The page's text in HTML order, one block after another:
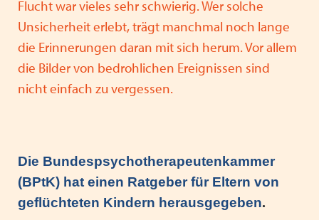
Heimleiter*innentreffen 2025
Mitgliederversammlung VPK Bayern 2025
Urlaub und Ferien im EU Ausland
Positionspapier zur besseren Zusammenarbeit von
Geschäftsstelle
Wir wünschen schöne Weihnachtsferien
Flucht war vieles sehr schwierig. Wer solche
Unsicherheit erlebt, trägt manchmal noch lange
die Erinnerungen daran mit sich herum. Vor allem
die Bilder von bedrohlichen Ereignissen sind
nicht einfach zu vergessen.
Die Bundespsychotherapeutenkammer
(BPtK) hat einen Ratgeber für Eltern von
geflüchteten Kindern herausgegeben.